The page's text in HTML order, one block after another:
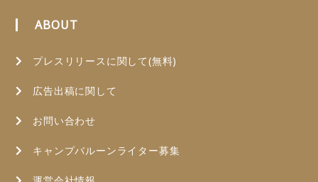
ABOUT
プレスリリースに関して(無料)
広告出稿に関して
お問い合わせ
キャンプバルーンライター募集